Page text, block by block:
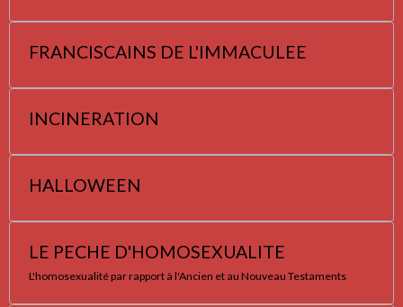
FRANCISCAINS DE L'IMMACULEE
INCINERATION
HALLOWEEN
LE PECHE D'HOMOSEXUALITE
L'homosexualité par rapport à l'Ancien et au Nouveau Testaments